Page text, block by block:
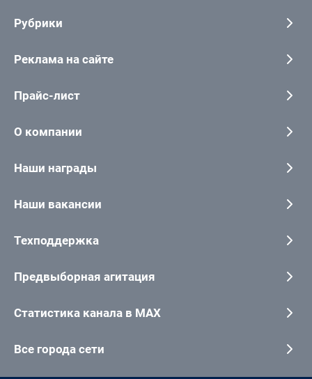
Рубрики
Реклама на сайте
Прайс-лист
О компании
Наши награды
Наши вакансии
Техподдержка
Предвыборная агитация
Статистика канала в MAX
Все города сети